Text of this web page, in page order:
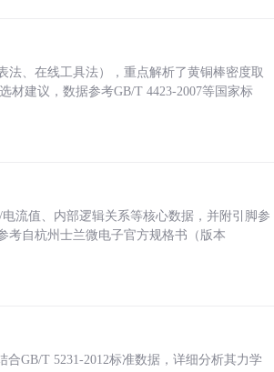
、在线工具法），重点解析了黄铜棒密度取
材建议，数据参考GB/T 4423-2007等国家标
流值、内部逻辑关系等核心数据，并附引脚参
考自杭州士兰微电子官方规格书（版本
GB/T 5231-2012标准数据，详细分析其力学